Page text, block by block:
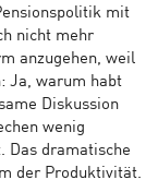
mit
nicht mehr
anzugehen, weil
Ja, warum habt
Diskussion
wenig
Das dramatische
der Produktivität.